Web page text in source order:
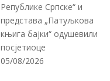
Републике Српске“ и
представа „Патуљкова
књига бајки“ одушевили
посјетиоце
05/08/2026